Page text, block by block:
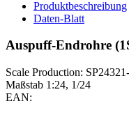
Produktbeschreibung
Daten-Blatt
Auspuff-Endrohre
Scale Production:
Maßstab 1:24, 1/24
EAN: